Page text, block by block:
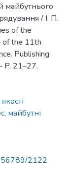
майбутнього
/ І. П.
of the
of the 11th
Publishing
P. 21–27.
майбутні
2122